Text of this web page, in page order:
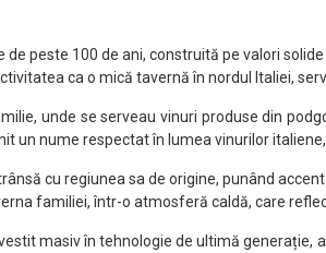
peste 100 de ani, construită pe valori
ca o mică tavernă în nordul Italiei,
unde se serveau vinuri produse din
un nume respectat în lumea vinurilor
cu regiunea sa de origine, punând
familiei, într-o atmosferă caldă, care
masiv în tehnologie de ultimă